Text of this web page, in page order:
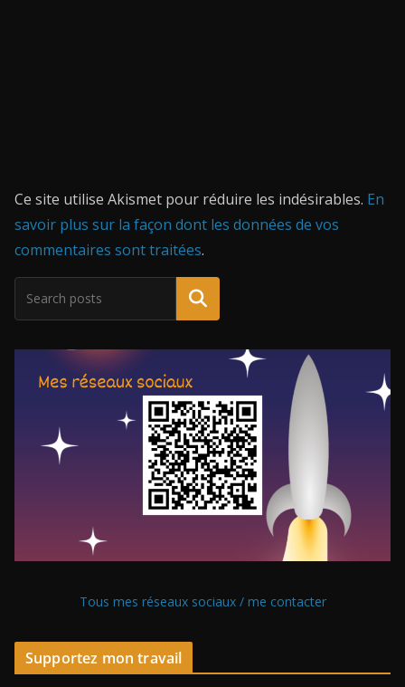
Ce site utilise Akismet pour réduire les indésirables. En
savoir plus sur la façon dont les données de vos
commentaires sont traitées.
Tous mes réseaux sociaux / me contacter
Supportez mon travail